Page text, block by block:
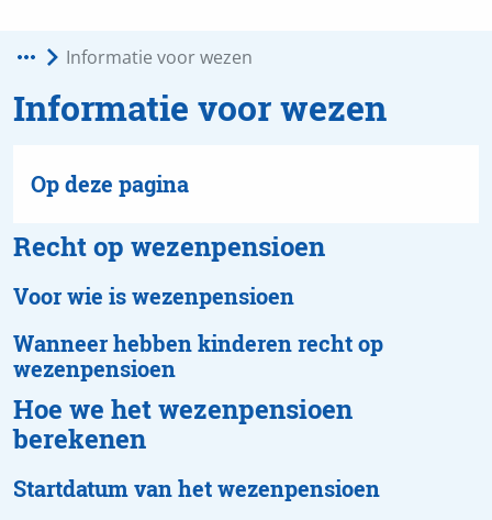
Informatie voor wezen
Recht op wezenpensioen
Voor wie is wezenpensioen
Wanneer hebben kinderen recht op
wezenpensioen
Hoe we het wezenpensioen
berekenen
Startdatum van het wezenpensioen